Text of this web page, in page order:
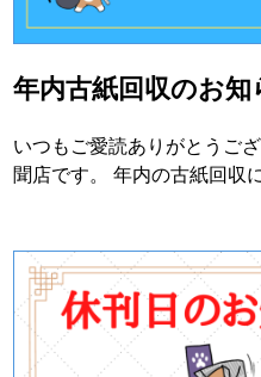
年内古紙回収のお知
いつもご愛読ありがとうご
聞店です。 年内の古紙回収